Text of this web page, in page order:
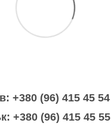
+380 (96) 415 45 54
+380 (96) 415 45 55